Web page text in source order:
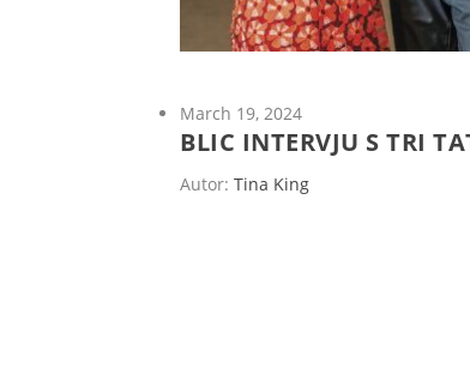
March 19, 2024
BLIC INTERVJU S TRI
Autor:Tina King